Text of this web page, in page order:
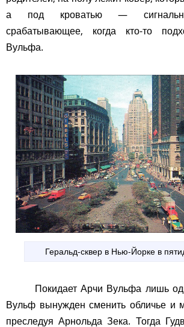
а под кроватью —
срабатывающее, когда кто-то
Вульфа.
Геральд-сквер в Нью-Йорке в
Покидает Арчи Вульфа лишь
Вульф вынужден сменить обличье и
преследуя Арнольда Зека. Тогда